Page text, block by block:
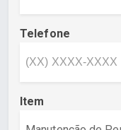
Telefone
Item